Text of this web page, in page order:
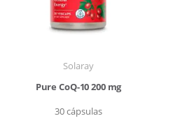
Solaray
Pure CoQ-10 200 mg
30 cápsulas